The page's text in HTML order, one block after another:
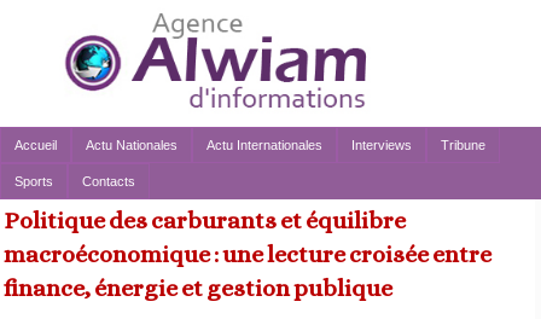
Accueil Actu Nationales Actu Internationales Interviews Tribune
Sports Contacts
Politique des carburants et équilibre
macroéconomique : une lecture croisée entre
finance, énergie et gestion publique